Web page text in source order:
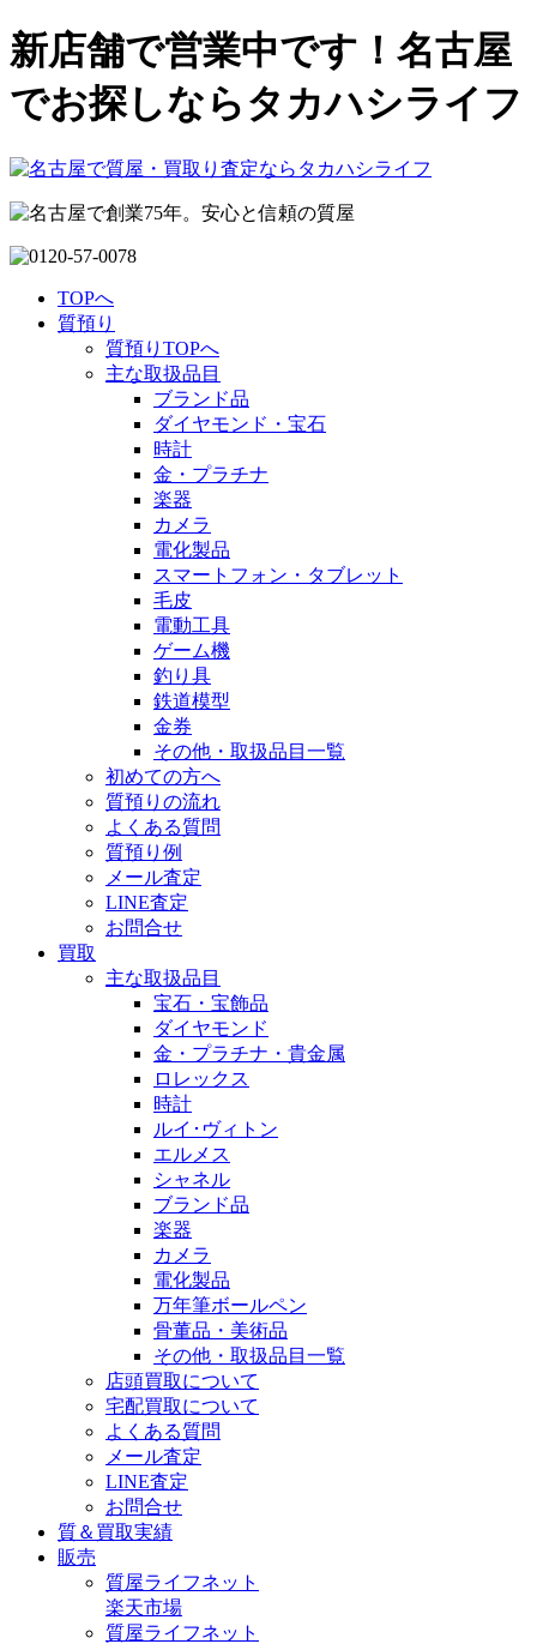
新店舗で営業中です！名古屋
でお探しならタカハシライフ
TOPへ
質預り
質預りTOPへ
主な取扱品目
ブランド品
ダイヤモンド・宝石
時計
金・プラチナ
楽器
カメラ
電化製品
スマートフォン・タブレット
毛皮
電動工具
ゲーム機
釣り具
鉄道模型
金券
その他・取扱品目一覧
初めての方へ
質預りの流れ
よくある質問
質預り例
メール査定
LINE査定
お問合せ
買取
主な取扱品目
宝石・宝飾品
ダイヤモンド
金・プラチナ・貴金属
ロレックス
時計
ルイ･ヴィトン
エルメス
シャネル
ブランド品
楽器
カメラ
電化製品
万年筆ボールペン
骨董品・美術品
その他・取扱品目一覧
店頭買取について
宅配買取について
よくある質問
メール査定
LINE査定
お問合せ
質＆買取実績
販売
質屋ライフネット
楽天市場
質屋ライフネット